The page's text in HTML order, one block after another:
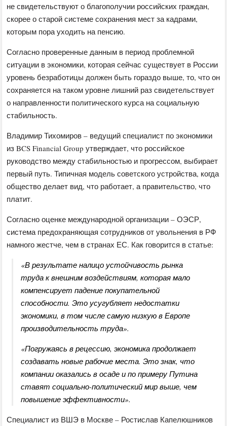
не свидетельствуют о благополучии российских граждан,
скорее о старой системе сохранения мест за кадрами,
которым пора уходить на пенсию.
Согласно проверенные данным в период проблемной
ситуации в экономики, которая сейчас существует в России
уровень безработицы должен быть гораздо выше, то, что он
сохраняется на таком уровне лишний раз свидетельствует
о направленности политического курса на социальную
стабильность.
Владимир Тихомиров – ведущий специалист по экономики
из BCS Financial Group утверждает, что российское
руководство между стабильностью и прогрессом, выбирает
первый путь. Типичная модель советского устройства, когда
общество делает вид, что работает, а правительство, что
платит.
Согласно оценке международной организации – ОЭСР,
система предохраняющая сотрудников от увольнения в РФ
намного жестче, чем в странах ЕС. Как говорится в статье:
«В результате налицо устойчивость рынка
труда к внешним воздействиям, которая мало
компенсирует падение покупательной
способности. Это усугубляет недостатки
экономики, в том числе самую низкую в Европе
производительность труда».
«Погружаясь в рецессию, экономика продолжает
создавать новые рабочие места. Это знак, что
компании оказались в осаде и по примеру Путина
ставят социально-политический мир выше, чем
повышение эффективности».
Специалист из ВШЭ в Москве – Ростислав Капелюшников